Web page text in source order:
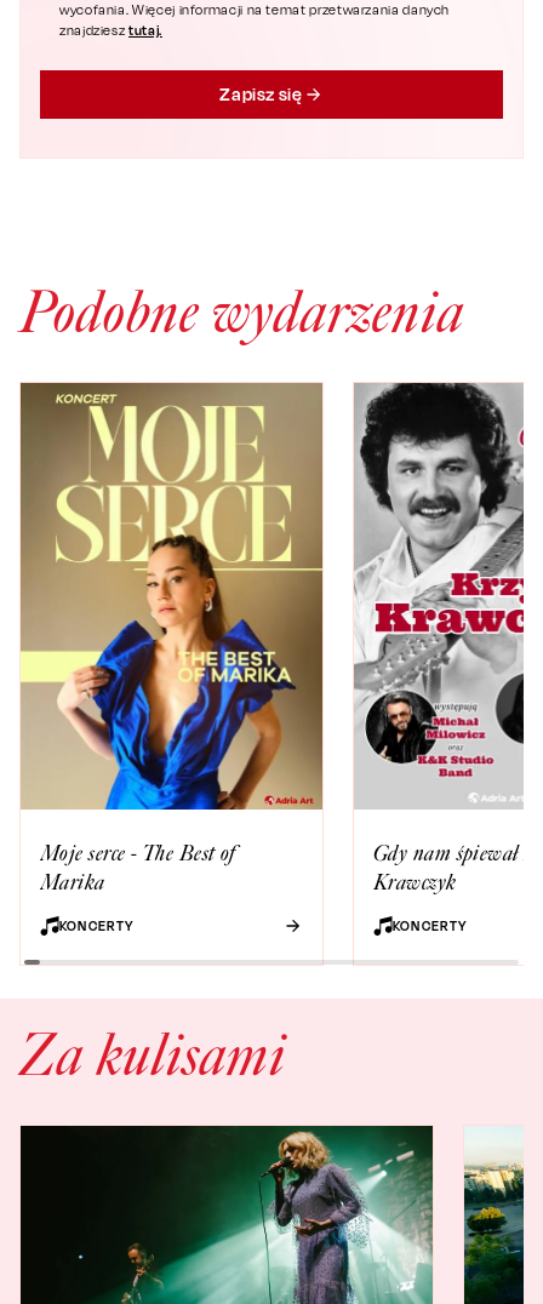
wycofania. Więcej informacji na temat przetwarzania danych
znajdziesztutaj.
Zapisz się
Podobne wydarzenia
Moje serce - The Best of
Marika
KONCERTY
Gdy nam śpiewał
Krawczyk
KONCERTY
Za kulisami